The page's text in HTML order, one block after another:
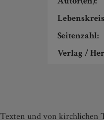
Seitenzahl:
Verlag /